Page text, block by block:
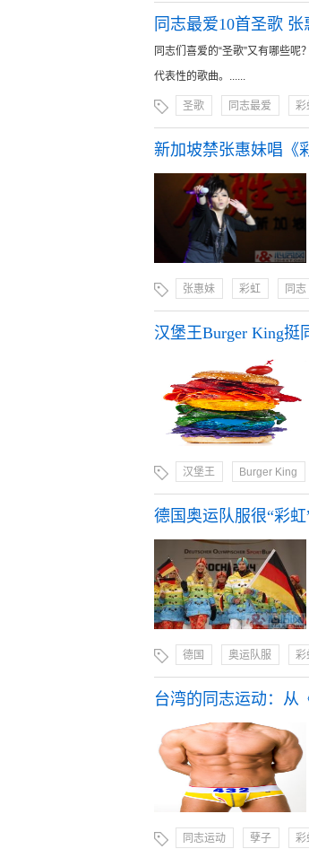
同志最爱10首圣歌
同志们喜爱的“圣歌”又有哪些
代表性的歌曲。......
圣歌 同志最爱 彩
新加坡禁张惠妹唱《
张惠妹 彩虹 同志
汉堡王Burger King挺
汉堡王 Burger King
德国奥运队服很“彩
德国 奥运队服 彩
台湾的同志运动：从
同志运动 孽子 彩